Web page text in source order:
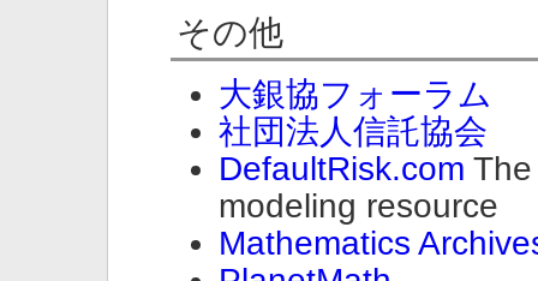
その他
大銀協フォーラム
社団法人信託協会
DefaultRisk.com
modeling resource
Mathematics